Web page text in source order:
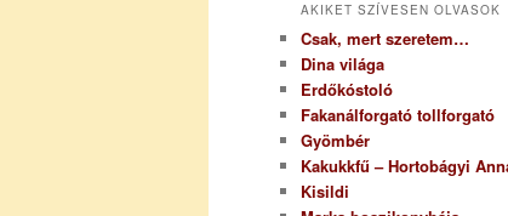
AKIKET SZÍVESEN OLVASOK
Csak, mert szeretem…
Dina világa
Erdőkóstoló
Fakanálforgató tollforgató
Gyömbér
Kakukkfű – Hortobágyi
Kisildi